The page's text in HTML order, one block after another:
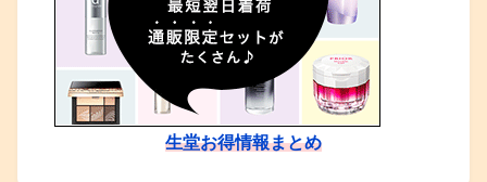
生堂お得情報まとめ